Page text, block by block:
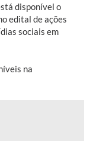
disponível o
edital de ações
sociais em
na